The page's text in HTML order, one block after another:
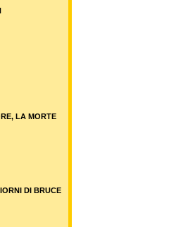
LA MORTE
DI BRUCE